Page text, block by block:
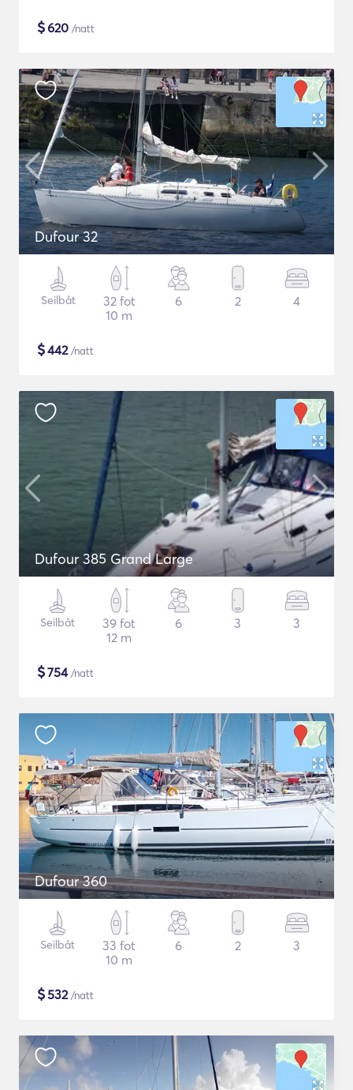
$620 /natt
Dufour 32
Seilbåt
32 fot
10 m
6 2 4
$442/natt
Dufour 385 Grand Large
Seilbåt
39 fot
12 m
6 3 3
$754/natt
Dufour 360
Seilbåt
33 fot
10 m
6 2 3
$532/natt